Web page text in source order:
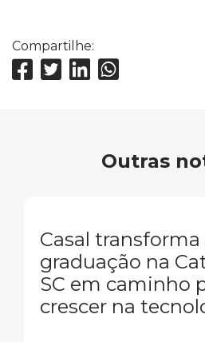
Compartilhe:
Outras
Casal transforma
graduação na
SC em caminho
crescer na